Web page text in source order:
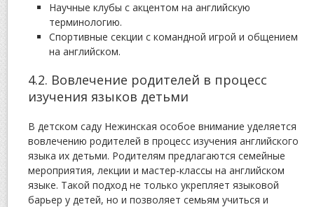
Научные клубы с акцентом на английскую
терминологию.
Спортивные секции с командной игрой и общением
на английском.
4.2. Вовлечение родителей в процесс
изучения языков детьми
В детском саду Нежинская особое внимание уделяется
вовлечению родителей в процесс изучения английского
языка их детьми. Родителям предлагаются семейные
мероприятия, лекции и мастер-классы на английском
языке. Такой подход не только укрепляет языковой
барьер у детей, но и позволяет семьям учиться и